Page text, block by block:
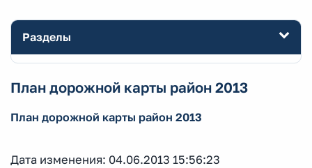
Разделы
План дорожной карты район 2013
План дорожной карты район 2013
Дата изменения: 04.06.2013 15:56:23